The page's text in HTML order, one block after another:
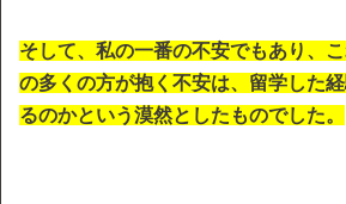
そして、私の一番の不安でもあり、
の多くの方が抱く不安は、留学した
るのかという漠然としたものでした。